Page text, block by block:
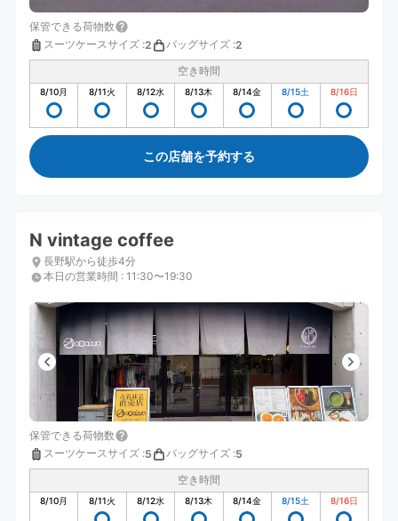
保管できる荷物数
スーツケースサイズ :2 バッグサイズ :2
空き時間
8/10月 8/11火 8/12水 8/13木 8/14金 8/15土 8/16日
この店舗を予約する
N vintage coffee
長野駅から徒歩4分
本日の営業時間 : 11:30〜19:30
保管できる荷物数
スーツケースサイズ :5 バッグサイズ :5
空き時間
8/10月 8/11火 8/12水 8/13木 8/14金 8/15土 8/16日